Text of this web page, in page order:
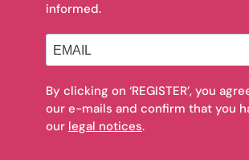
informed.
By clicking on ‘REGISTER’, you
our e-mails and confirm that you
our legal notices.